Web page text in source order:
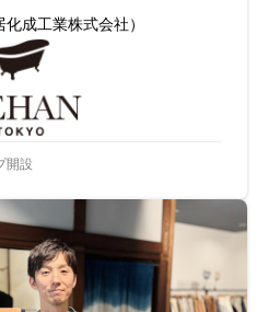
成工業株式会社）
開設